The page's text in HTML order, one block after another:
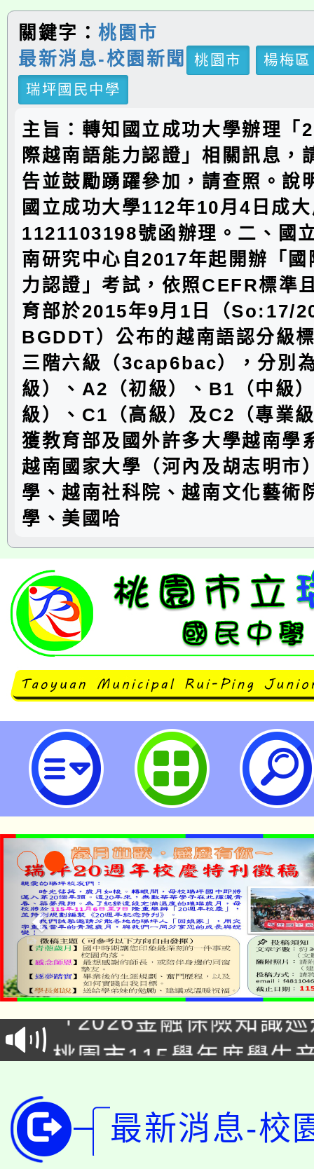
關鍵字：桃園市
最新消息-校園新聞
桃園市
楊梅區
瑞坪國民中學
主旨：轉知國立成功大學辦理「
際越南語能力認證」相關訊息，
告並鼓勵踴躍參加，請查照。說
國立成功大學112年10月4日成
1121103198號函辦理。二、國
南研究中心自2017年起開辦「國
力認證」考試，依照CEFR標準
育部於2015年9月1日（So:17/
BGDDT）公布的越南語認分級
三階六級（3cap6bac），分別
級）、A2（初級）、B1（中級
級）、C1（高級）及C2（專業
獲教育部及國外許多大學越南學
越南國家大學（河內及胡志明市
學、越南社科院、越南文化藝術
學、美國哈
國立成功大學辦理「2023秋季國
證」-桃園市立瑞坪國民中學
公告本校115學年度第
代理(課)教師甄選結果(
「2026金融保險知識
車」活動
桃園市115學年度學生
代理(課)教師甄選結果(
公告本校115學年度第
代理(課)教師甄選結果(
轉知中國文化大學推廣
最新消息-校